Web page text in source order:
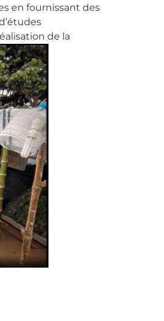
en fournissant des
de la